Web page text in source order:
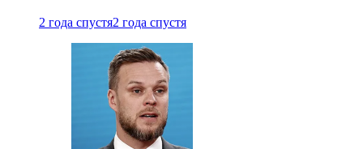
2 года спустя2 года спустя